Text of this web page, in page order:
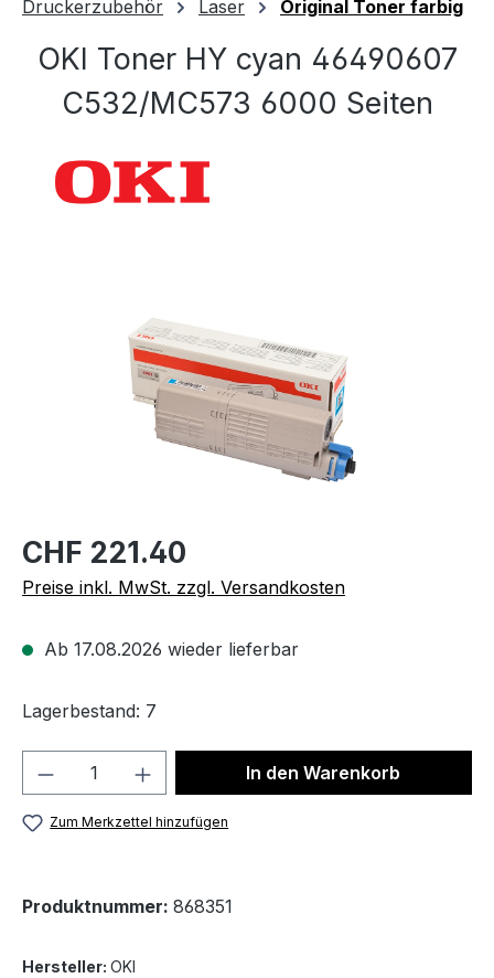
Druckerzubehör Laser Original Toner farbig
OKI Toner HY cyan 46490607
C532/MC573 6000 Seiten
CHF 221.40
Preise inkl. MwSt. zzgl. Versandkosten
Ab 17.08.2026 wieder lieferbar
Lagerbestand: 7
Produkt Anzahl: Gib denIn den Warenkorb
Zum Merkzettel hinzufügen
Produktnummer: 868351
Hersteller: OKI